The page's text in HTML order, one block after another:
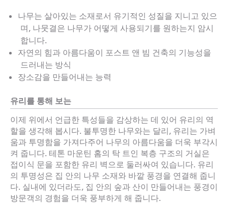
나무는 살아있는 소재로서 유기적인 성질을 지니고 있으
며, 나뭇결은 나무가 어떻게 사용되기를 원하는지 암시
합니다.
자연의 힘과 아름다움이 포스트 앤 빔 건축의 기능성을
드러내는 방식
장소감을 만들어내는 능력
유리를 통해 보는
이제 위에서 언급한 특성들을 감상하는 데 있어 유리의 역
할을 생각해 봅시다. 불투명한 나무와는 달리, 유리는 가벼
움과 투명함을 가져다주어 나무의 아름다움을 더욱 부각시
켜 줍니다. 테톤 마운틴 홈의 탁 트인 복층 구조의 거실은
접이식 문을 포함한 유리 벽으로 둘러싸여 있습니다. 유리
의 투명성은 집 안의 나무 소재와 바깥 풍경을 연결해 줍니
다. 실내에 있더라도, 집 안의 숲과 산이 만들어내는 풍경이
방문객의 경험을 더욱 풍부하게 해 줍니다.